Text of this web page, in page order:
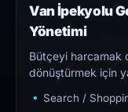
Van İpekyolu
Yönetimi
Bütçeyi harcamak
dönüştürmek için
Search /